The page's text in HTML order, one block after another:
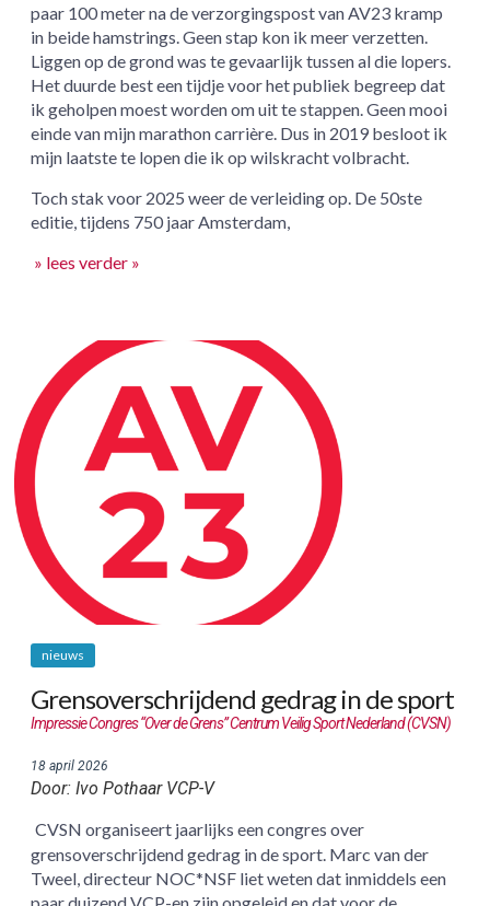
paar 100 meter na de verzorgingspost van AV23 kramp
in beide hamstrings. Geen stap kon ik meer verzetten.
Liggen op de grond was te gevaarlijk tussen al die lopers.
Het duurde best een tijdje voor het publiek begreep dat
ik geholpen moest worden om uit te stappen. Geen mooi
einde van mijn marathon carrière. Dus in 2019 besloot ik
mijn laatste te lopen die ik op wilskracht volbracht.
Toch stak voor 2025 weer de verleiding op. De 50ste
editie, tijdens 750 jaar Amsterdam,
» lees verder »
nieuws
Grensoverschrijdend gedrag in de sport
Impressie Congres “Over de Grens” Centrum Veilig Sport Nederland (CVSN)
18 april 2026
Door: Ivo Pothaar VCP-V
CVSN organiseert jaarlijks een congres over
grensoverschrijdend gedrag in de sport. Marc van der
Tweel, directeur NOC*NSF liet weten dat inmiddels een